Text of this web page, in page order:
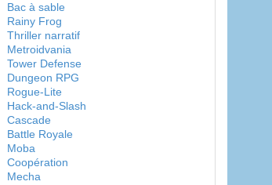
Bac à sable
Rainy Frog
Thriller narratif
Metroidvania
Tower Defense
Dungeon RPG
Rogue-Lite
Hack-and-Slash
Cascade
Battle Royale
Moba
Coopération
Mecha